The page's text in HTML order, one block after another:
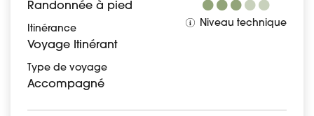
Randonnée à pied
Itinérance
Voyage Itinérant
Type de voyage
Accompagné
Niveau technique